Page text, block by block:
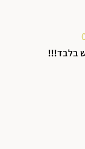
בלבד!!!